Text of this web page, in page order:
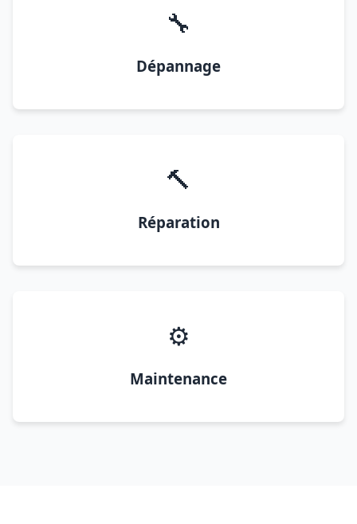
🔧
Dépannage
🔨
Réparation
⚙️
Maintenance